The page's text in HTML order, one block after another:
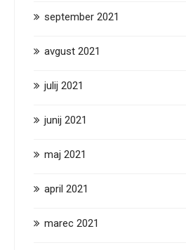
september 2021
avgust 2021
julij 2021
junij 2021
maj 2021
april 2021
marec 2021